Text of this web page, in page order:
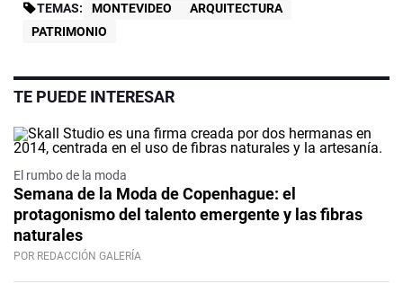
TEMAS: MONTEVIDEO
ARQUITECTURA
PATRIMONIO
TE PUEDE INTERESAR
El rumbo de la moda
Semana de la Moda de Copenhague: el
protagonismo del talento emergente y las fibras
naturales
POR REDACCIÓN GALERÍA